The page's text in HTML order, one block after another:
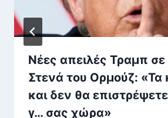
Νέες απειλές Τραμπ σε
Στενά του Ορμούζ: «Τα
και δεν θα
γ… σας χώρα»